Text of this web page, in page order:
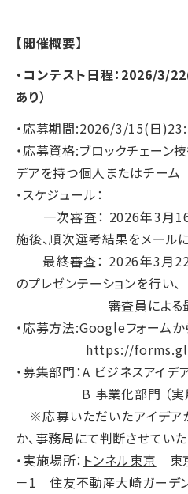
【開催概要】
・コンテスト日程：2026/3/
あり）
・応募期間:2026/3/15(日
・応募資格:ブロックチェーン
デアを持つ個人またはチーム
・スケジュール：
一次審査： 2026年3月
施後、順次選考結果をメール
最終審査： 2026年3月
のプレゼンテーションを行い、
審査員による最終
・応募方法:Googleフォームか
https://
・募集部門：A ビジネスアイデ
B 事業化部門 （
※応募いただいたアイデア
か、事務局にて判断させていた
・実施場所： トンネル東京 東
－1 住友不動産大崎ガーデ